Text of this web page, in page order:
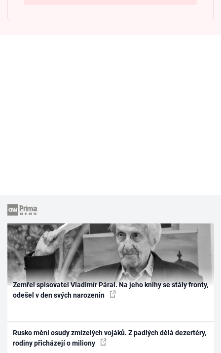
Zemřel spisovatel Vladimír Páral. Na jeho knihy se stály fronty,
odešel v den svých narozenin
Rusko mění osudy zmizelých vojáků. Z padlých dělá dezertéry,
rodiny přicházejí o miliony